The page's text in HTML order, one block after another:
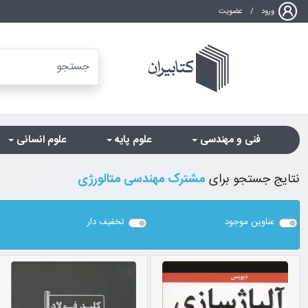
ورود / عضویت
فنی و مهندسی علوم پایه علوم انسانی
نتایج جستجو برای مشترک مهندسی متالورژی
عناوین موجود تخفیف دار